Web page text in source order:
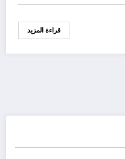
قراءة المزيد